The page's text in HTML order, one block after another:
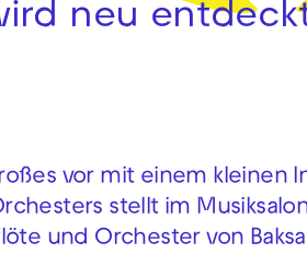
neu
vor mit einem kleinen
stellt im
und Orchester von